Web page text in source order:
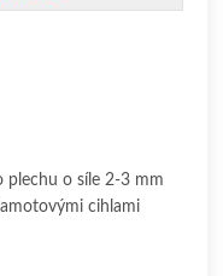
plechu o síle 2-3 mm
cihlami